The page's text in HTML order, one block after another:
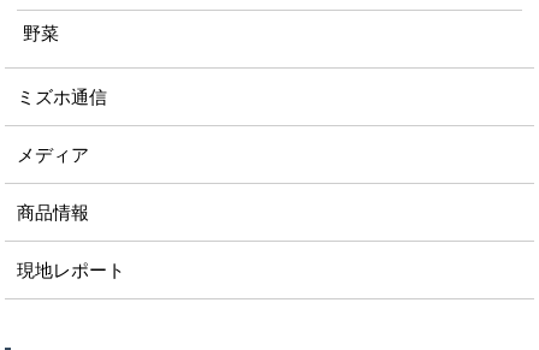
野菜
ミズホ通信
メディア
商品情報
現地レポート